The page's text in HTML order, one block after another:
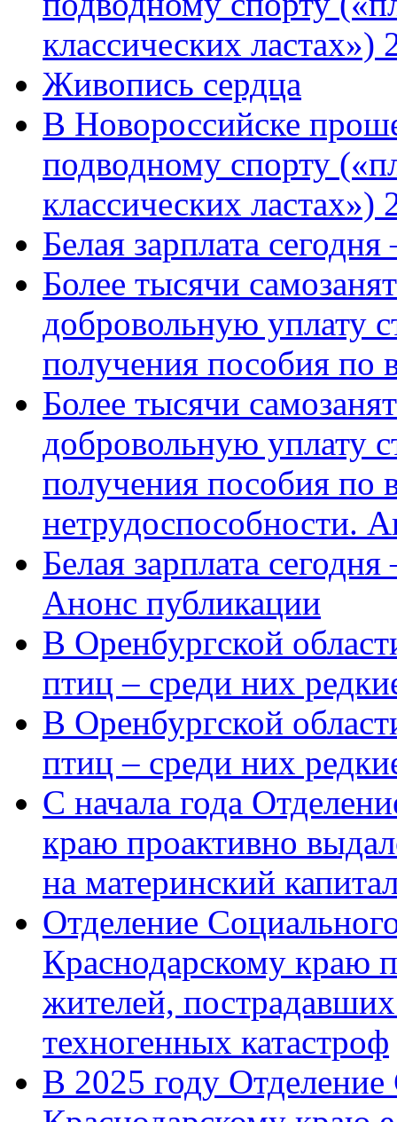
классических
Живопись сердца
В Новороссийске
подводному спорту
классических ластах»)
Белая зарплата
Более тысячи
добровольную уплату
получения пособия по
Более тысячи
добровольную уплату
получения пособия по
нетрудоспособности.
Белая зарплата
Анонс публикации
В Оренбургской
птиц – среди них
В Оренбургской
птиц – среди них
С начала года
краю проактивно
на материнский
Отделение
Краснодарскому краю
жителей,
техногенных катастроф
В 2025 году